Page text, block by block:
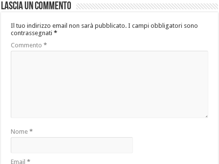
Lascia un commento
Il tuo indirizzo email non sarà pubblicato. I campi obbligatori sono
contrassegnati*
Commento*
Nome*
Email*